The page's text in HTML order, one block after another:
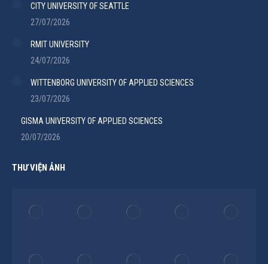
CITY UNIVERSITY OF SEATTLE
27/07/2026
RMIT UNIVERSITY
24/07/2026
WITTENBORG UNIVERSITY OF APPLIED SCIENCES
23/07/2026
GISMA UNIVERSITY OF APPLIED SCIENCES
20/07/2026
THƯ VIỆN ẢNH